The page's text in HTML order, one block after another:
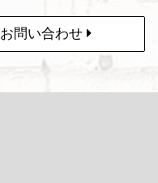
問い合わせ